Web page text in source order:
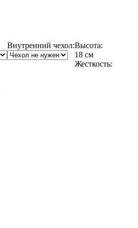
Внутренний чехол:Высота:
18 см
Жесткость: